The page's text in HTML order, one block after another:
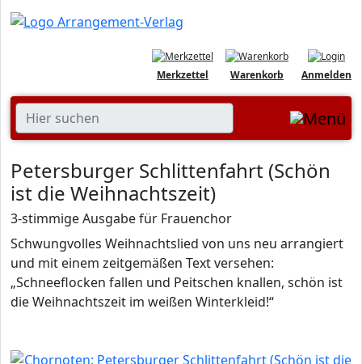
Anmelden
Warenkorb
Merkzettel
Petersburger Schlittenfahrt (Schön
ist die Weihnachtszeit)
3-stimmige Ausgabe für Frauenchor
Schwungvolles Weihnachtslied von uns neu arrangiert
und mit einem zeitgemäßen Text versehen:
„Schneeflocken fallen und Peitschen knallen, schön ist
die Weihnachtszeit im weißen Winterkleid!“